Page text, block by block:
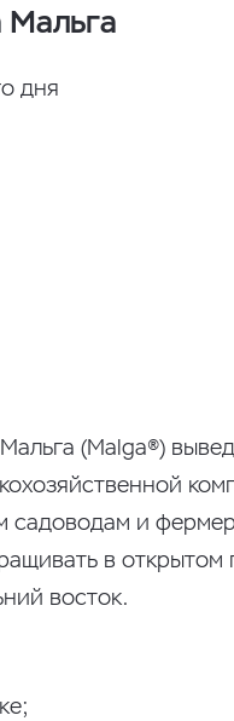
Мальга
дня
(Malga®)
садоводам и
в открытом
восток.